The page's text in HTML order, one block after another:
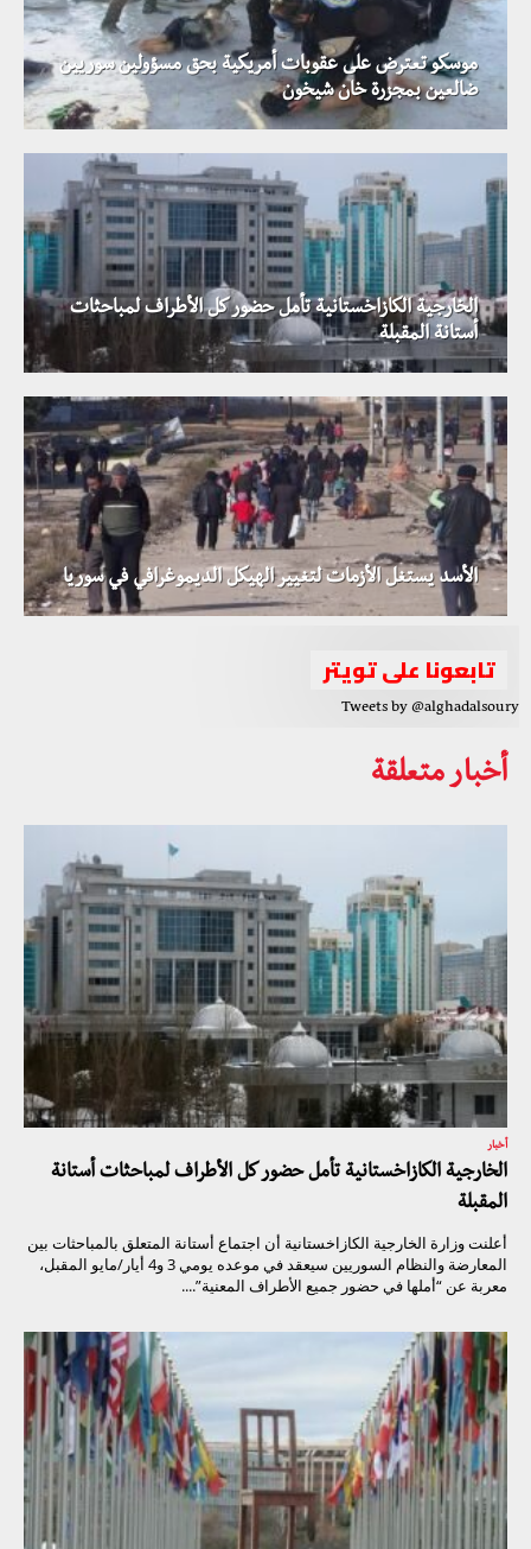
موسكو تعترض على عقوبات أمريكية بحق مسؤولين سوريين
ضالعين بمجزرة خان شيخون
الخارجية الكازاخستانية تأمل حضور كل الأطراف لمباحثات
أستانة المقبلة
الأسد يستغل الأزمات لتغيير الهيكل الديموغرافي في سوريا
تابعونا على تويتر
Tweets by @alghadalsoury
أخبار متعلقة
أخبار
الخارجية الكازاخستانية تأمل حضور كل الأطراف لمباحثات أستانة
المقبلة
أعلنت وزارة الخارجية الكازاخستانية أن اجتماع أستانة المتعلق بالمباحثات بين
المعارضة والنظام السوريين سيعقد في موعده يومي 3 و4 أيار/مايو المقبل،
معربة عن “أملها في حضور جميع الأطراف المعنية”....